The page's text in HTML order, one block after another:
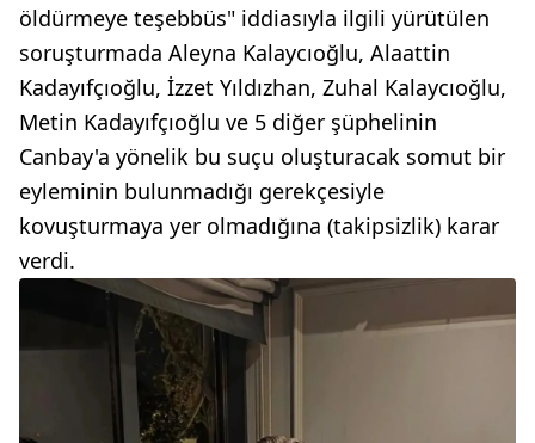
öldürmeye teşebbüs" iddiasıyla ilgili yürütülen
soruşturmada Aleyna Kalaycıoğlu, Alaattin
Kadayıfçıoğlu, İzzet Yıldızhan, Zuhal Kalaycıoğlu,
Metin Kadayıfçıoğlu ve 5 diğer şüphelinin
Canbay'a yönelik bu suçu oluşturacak somut bir
eyleminin bulunmadığı gerekçesiyle
kovuşturmaya yer olmadığına (takipsizlik) karar
verdi.